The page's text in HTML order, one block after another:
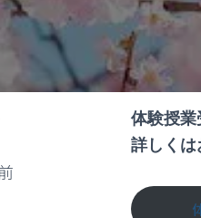
体験授業
詳しくは